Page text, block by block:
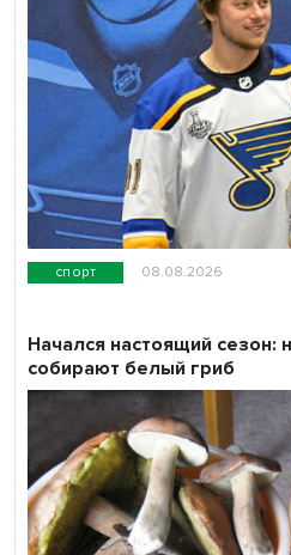
спорт 08.08.2026
Начался настоящий сезон:
собирают белый гриб